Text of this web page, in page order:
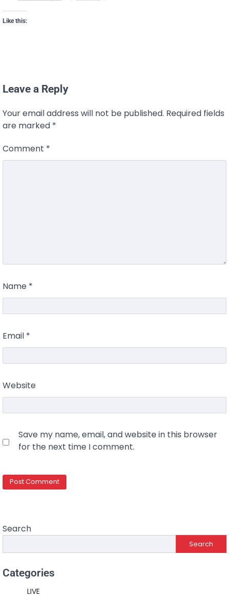
Like this:
Leave a Reply
Your email address will not be published. Required fields
are marked *
Comment *
Name *
Email *
Website
Save my name, email, and website in this browser
for the next time I comment.
Search
Search
Categories
LIVE